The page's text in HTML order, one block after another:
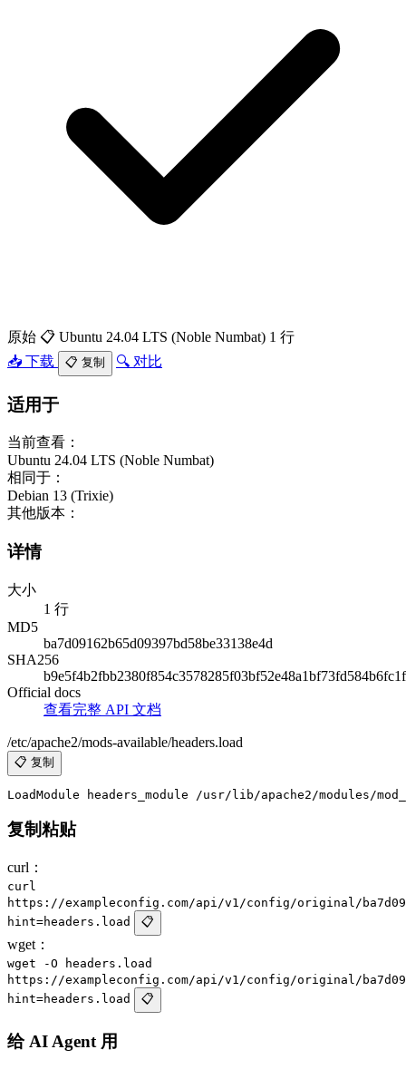
原始 📋 Ubuntu 24.04 LTS (Noble Numbat) 1 行
📥 下载
📋 复制 🔍 对比
适用于
当前查看：
Ubuntu 24.04 LTS (Noble Numbat)
相同于：
Debian 13 (Trixie)
其他版本：
详情
大小
1 行
MD5
ba7d09162b65d09397bd58be33138e4d
SHA256
Official docs
查看完整 API 文档
/etc/apache2/mods-available/headers.load
📋 复制
复制粘贴
curl：
curl
https://exampleconfig.com/api/v1/config/original/
hint=headers.load
📋
wget：
wget -O headers.load
https://exampleconfig.com/api/v1/config/original/
hint=headers.load
📋
给 AI Agent 用